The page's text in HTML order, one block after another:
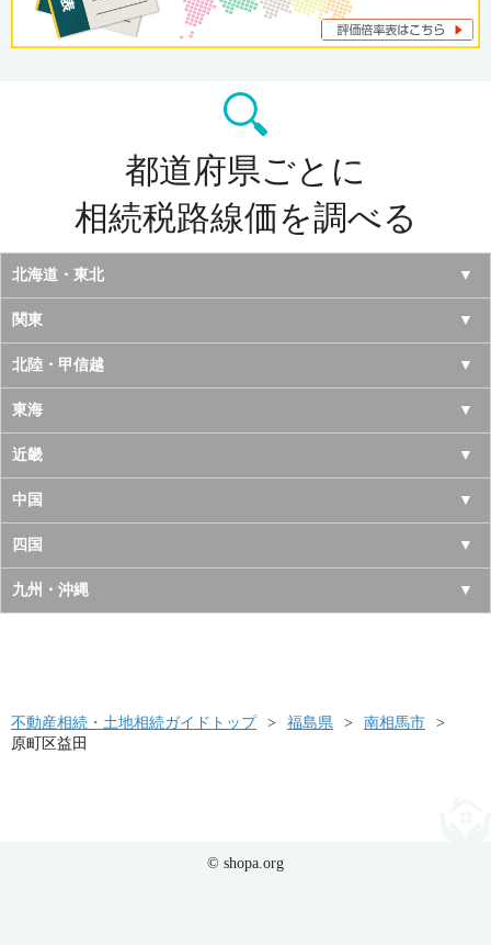
都道府県ごとに
相続税路線価を調べる
北海道・東北
北海道
青森県
岩手県
宮城県
秋田県
山形県
福島県
関東
東京都
神奈川県
千葉県
埼玉県
茨城県
栃木県
北陸・甲信越
山梨県
長野県
新潟県
富山県
石川県
東海
愛知県
岐阜県
三重県
静岡県
近畿
大阪府
京都府
兵庫県
和歌山県
中国
鳥取県
島根県
山口県
四国
徳島県
高知県
九州・沖縄
長崎県
不動産相続・土地相続ガイドトップ 福島県
南相馬市
原町区益田
© shopa.org